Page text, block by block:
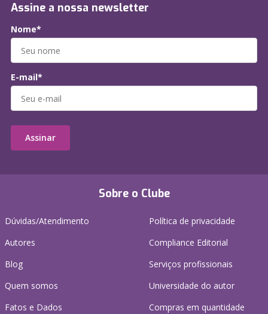
Sobre o Clube
Dúvidas/Atendimento
Autores
Blog
Quem somos
Fatos e Dados
Política de privacidade
Compliance Editorial
Serviços profissionais
Universidade do autor
Compras em quantidade
Assine a nossa newsletter
Nome*
E-mail*
Assinar